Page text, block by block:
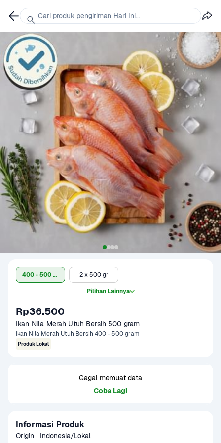
400 - 500 gram (Isi 3 - 4 Ekor) 2 x 500 gr
Pilihan Lainnya
Rp36.500
Ikan Nila Merah Utuh Bersih 500 gram
Ikan Nila Merah Utuh Bersih 400 - 500 gram
Produk Lokal
Gagal memuat data
Coba Lagi
Informasi Produk
Origin : Indonesia/Lokal
Cari produk pengiriman Hari Ini...